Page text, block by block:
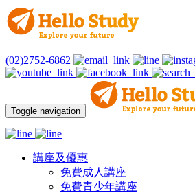
(02)2752-6862
Toggle navigation
講座及優惠
免費成人講座
免費青少年講座